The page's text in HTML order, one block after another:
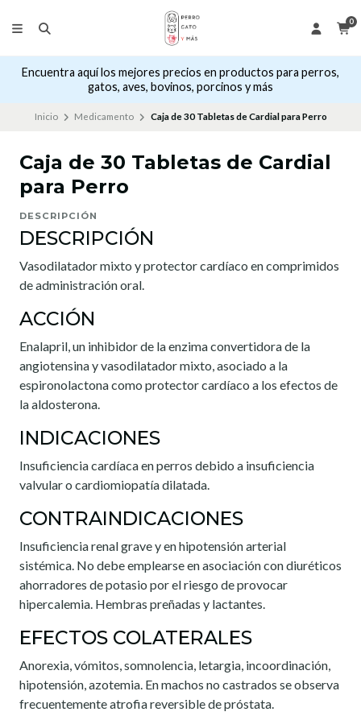
0
Encuentra aquí los mejores precios en productos para perros,
gatos, aves, bovinos, porcinos y más
Inicio Medicamento Caja de 30 Tabletas de Cardial para Perro
Caja de 30 Tabletas de Cardial
para Perro
DESCRIPCIÓN
DESCRIPCIÓN
Vasodilatador mixto y protector cardíaco en comprimidos
de administración oral.
ACCIÓN
Enalapril, un inhibidor de la enzima convertidora de la
angiotensina y vasodilatador mixto, asociado a la
espironolactona como protector cardíaco a los efectos de
la aldosterona.
INDICACIONES
Insuficiencia cardíaca en perros debido a insuficiencia
valvular o cardiomiopatía dilatada.
CONTRAINDICACIONES
Insuficiencia renal grave y en hipo­tensión arterial
sistémica. No debe emplearse en asociación con diuréticos
ahorra­dores de potasio por el riesgo de provocar
hipercalemia. Hembras preñadas y lactantes.
EFECTOS COLATERALES
Anorexia, vómitos, somnolencia, letargia, incoordinación,
hipotensión, azotemia. En machos no castrados se observa
frecuentemente atrofia reversible de próstata.